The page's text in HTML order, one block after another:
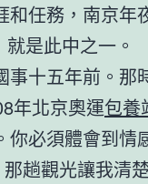
和任務，南京年
是此中之一。
事十五年前。那
年北京奧運包養
你必須體會到情
趟觀光讓我清